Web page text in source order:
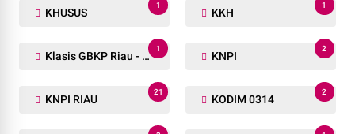
KHUSUS
1
KKH
1
Klasis GBKP Riau - Sumbar.
1
KNPI
2
KNPI RIAU
21
KODIM 0314
2